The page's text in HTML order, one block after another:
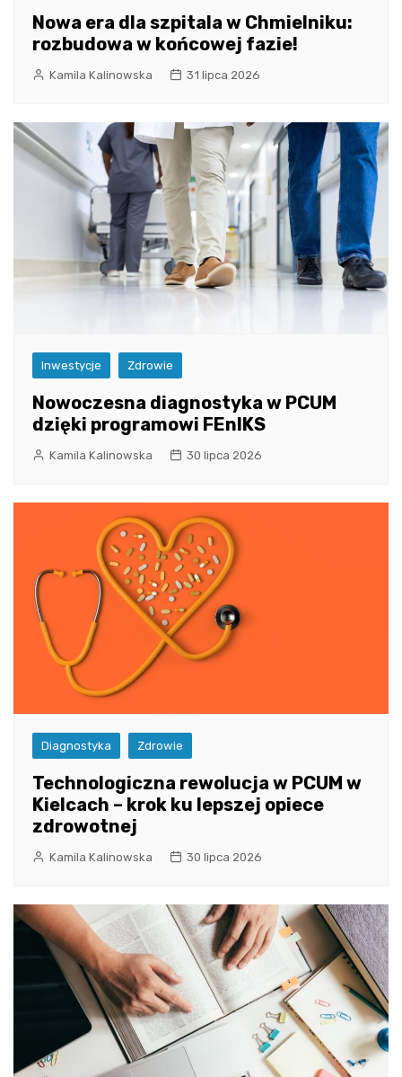
Nowa era dla szpitala w Chmielniku:
rozbudowa w końcowej fazie!
Kamila Kalinowska 31 lipca 2026
Inwestycje Zdrowie
Nowoczesna diagnostyka w PCUM
dzięki programowi FEnIKS
Kamila Kalinowska 30 lipca 2026
Diagnostyka Zdrowie
Technologiczna rewolucja w PCUM w
Kielcach – krok ku lepszej opiece
zdrowotnej
Kamila Kalinowska 30 lipca 2026